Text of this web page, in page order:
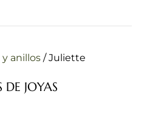
y anillos /Juliette
DE JOYAS